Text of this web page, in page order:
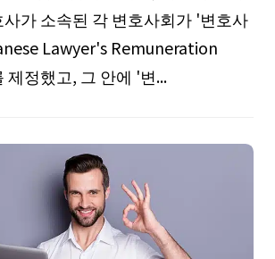
가 소속된 각 변호사회가 '변호사
Lawyer's Remuneration
정했고, 그 안에 '변...